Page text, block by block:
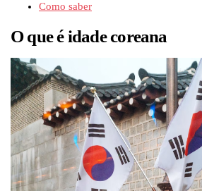
Como saber
O que é idade coreana